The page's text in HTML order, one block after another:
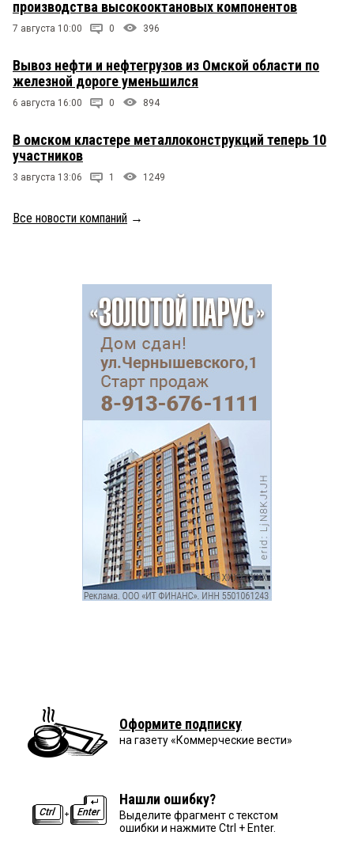
производства высокооктановых компонентов
7 августа 10:00 0 396
Вывоз нефти и нефтегрузов из Омской области по
железной дороге уменьшился
6 августа 16:00 0 894
В омском кластере металлоконструкций теперь 10
участников
3 августа 13:06 1 1249
Все новости компаний →
Оформите подписку
на газету «Коммерческие вести»
Нашли ошибку?
Выделите фрагмент с текстом
ошибки и нажмите Ctrl + Enter.